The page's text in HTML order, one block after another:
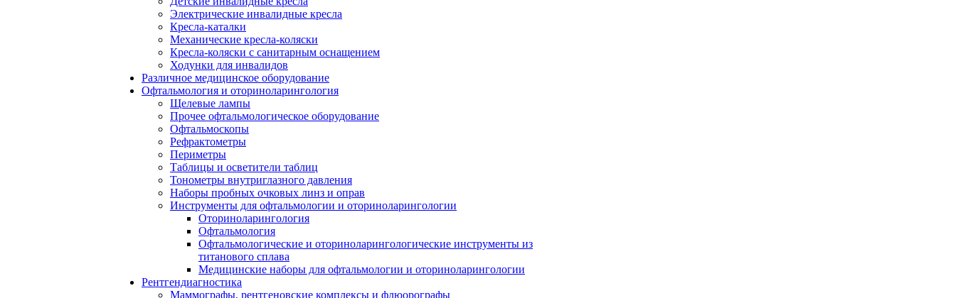
Электрические инвалидные кресла
Кресла-каталки
Механические кресла-коляски
Кресла-коляски с санитарным оснащением
Ходунки для инвалидов
Различное медицинское оборудование
Офтальмология и оториноларингология
Щелевые лампы
Прочее офтальмологическое оборудование
Офтальмоскопы
Рефрактометры
Периметры
Таблицы и осветители таблиц
Тонометры внутриглазного давления
Наборы пробных очковых линз и оправ
Инструменты для офтальмологии и оториноларингологии
Оториноларингология
Офтальмология
Офтальмологические и оториноларингологические инструменты из
титанового сплава
Медицинские наборы для офтальмологии и оториноларингологии
Рентгендиагностика
Маммографы, рентгеновские комплексы и флюорографы